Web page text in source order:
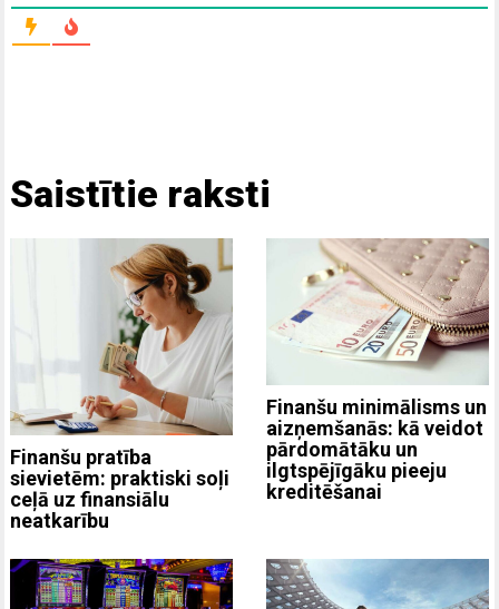
Saistītie raksti
Finanšu pratība
sievietēm: praktiski soļi
ceļā uz finansiālu
neatkarību
Finanšu minimālisms un
aizņemšanās: kā veidot
pārdomātāku un
ilgtspējīgāku pieeju
kreditēšanai